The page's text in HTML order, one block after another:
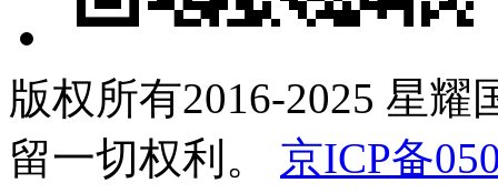
版权所有2016-2025 星耀
留一切权利。
京ICP备